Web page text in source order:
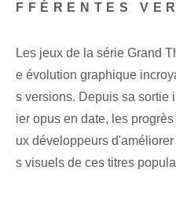
FFÉRENTES
Les jeux de la série Grand
e évolution graphique
s versions. Depuis sa sortie
ier opus en date, les
ux développeurs
s visuels de ces titres